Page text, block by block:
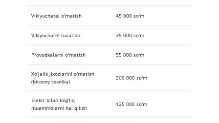
Viklyuchatel o'rnatish 45 000 so'm
Viklyuchatel tuzatish 35 000 so'm
Provodkalarni o'rnatish 55 000 so'm
Xo'jalik jixozlarini o'rnatish
(bitovoy texnika)​
​300 000 so'm
Elektr bilan bog'liq
muammolarni hal qilish
125 000 so'm